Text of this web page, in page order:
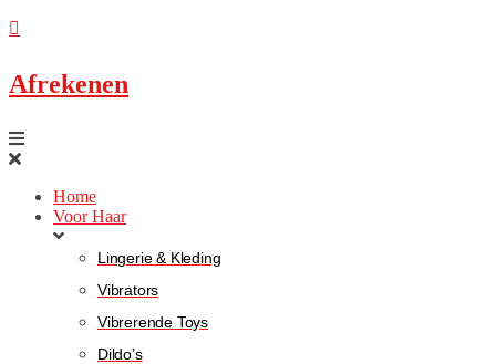
Afrekenen
Home
Voor Haar
Lingerie & Kleding
Vibrators
Vibrerende Toys
Dildo’s